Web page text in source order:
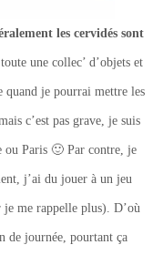
les cervidés sont
une collec’ d’objets et
quand je pourrai mettre les
c’est pas grave, je suis
ou Paris 🙂 Par contre, je
j’ai du jouer à un jeu
me rappelle plus). D’où
de journée, pourtant ça